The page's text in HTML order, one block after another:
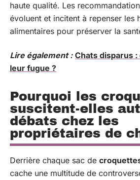
haute qualité. Les
évoluent et incitent à repenser les
alimentaires pour préserver la
Lire également : Chats disparus
leur fugue ?
Pourquoi les
suscitent-elles
débats chez les
propriétaires de
Derrière chaque sac de
cache une multitude de